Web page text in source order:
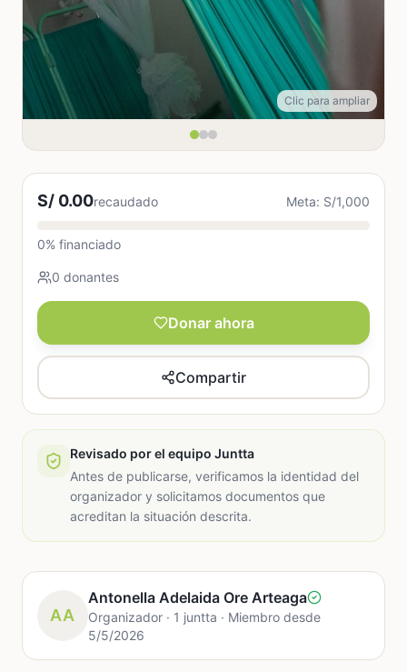
Clic para ampliar
S/ 0.00recaudado Meta: S/1,000
0% financiado
0 donantes
Donar ahora
Compartir
Revisado por el equipo Juntta
Antes de publicarse, verificamos la identidad del
organizador y solicitamos documentos que
acreditan la situación descrita.
AA
Antonella Adelaida Ore Arteaga
Organizador · 1 juntta · Miembro desde
5/5/2026